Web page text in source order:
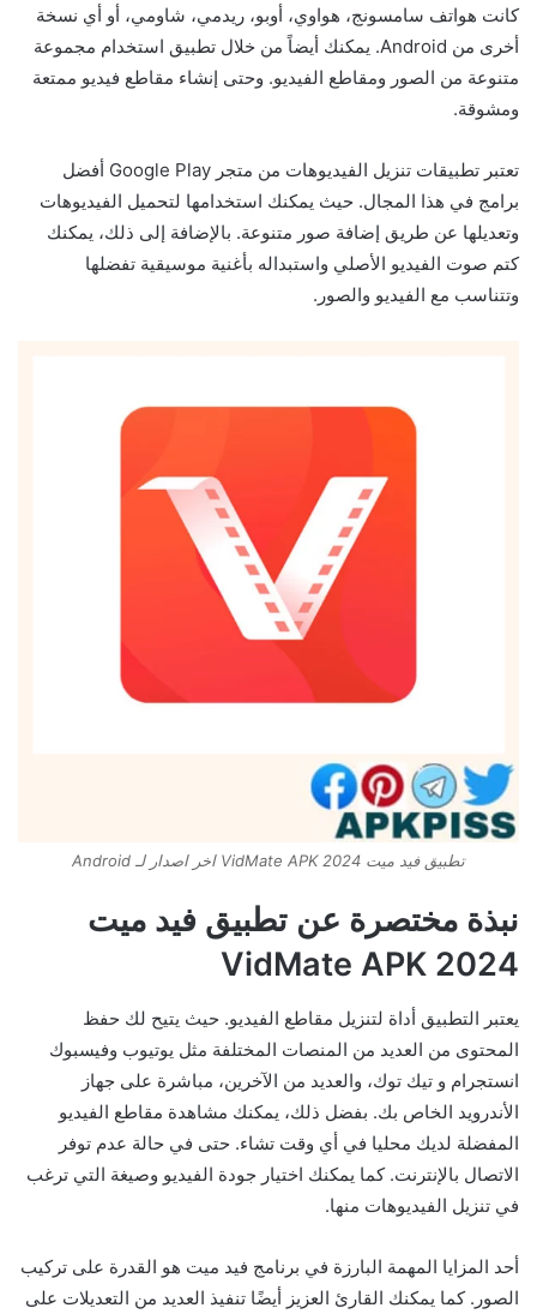
كانت هواتف سامسونج، هواوي، أوبو، ريدمي، شاومي، أو أي نسخة
أخرى من Android. يمكنك أيضاً من خلال تطبيق استخدام مجموعة
متنوعة من الصور ومقاطع الفيديو. وحتى إنشاء مقاطع فيديو ممتعة
ومشوقة.
تعتبر تطبيقات تنزيل الفيديوهات من متجر Google Play أفضل
برامج في هذا المجال. حيث يمكنك استخدامها لتحميل الفيديوهات
وتعديلها عن طريق إضافة صور متنوعة. بالإضافة إلى ذلك، يمكنك
كتم صوت الفيديو الأصلي واستبداله بأغنية موسيقية تفضلها
وتتناسب مع الفيديو والصور.
تطبيق فيد ميت 2024 VidMate APK اخر اصدار لـ Android
نبذة مختصرة عن تطبيق فيد ميت
2024 VidMate APK
يعتبر التطبيق أداة لتنزيل مقاطع الفيديو. حيث يتيح لك حفظ
المحتوى من العديد من المنصات المختلفة مثل يوتيوب وفيسبوك
انستجرام و تيك توك، والعديد من الآخرين، مباشرة على جهاز
الأندرويد الخاص بك. بفضل ذلك، يمكنك مشاهدة مقاطع الفيديو
المفضلة لديك محليا في أي وقت تشاء. حتى في حالة عدم توفر
الاتصال بالإنترنت. كما يمكنك اختيار جودة الفيديو وصيغة التي ترغب
في تنزيل الفيديوهات منها.
أحد المزايا المهمة البارزة في برنامج فيد ميت هو القدرة على تركيب
الصور. كما يمكنك القارئ العزيز أيضًا تنفيذ العديد من التعديلات على